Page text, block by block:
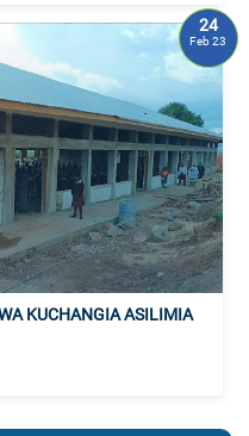
KUCHANGIA ASILIMIA
24
Feb 23